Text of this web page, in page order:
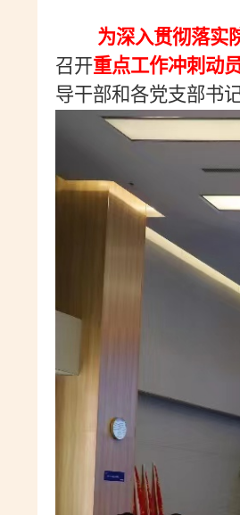
为深入贯彻落实
召开重点工作冲刺动
导干部和各党支部书